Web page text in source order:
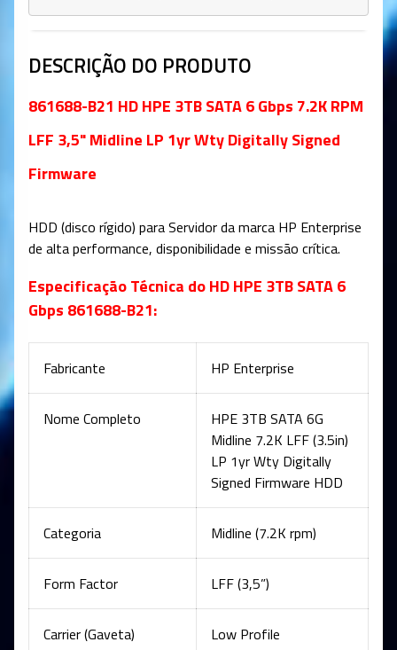
DESCRIÇÃO DO PRODUTO
861688-B21 HD HPE 3TB SATA 6 Gbps 7.2K RPM
LFF 3,5" Midline LP 1yr Wty Digitally Signed
Firmware
HDD (disco rígido) para Servidor da marca HP Enterprise
de alta performance, disponibilidade e missão crítica.
Especificação Técnica do HD HPE 3TB SATA 6
Gbps 861688-B21:
Fabricante HP Enterprise
Nome Completo
HPE 3TB SATA 6G
Midline 7.2K LFF (3.5in)
LP 1yr Wty Digitally
Signed Firmware HDD
Categoria Midline (7.2K rpm)
Form Factor LFF (3,5”)
Carrier (Gaveta) Low Profile